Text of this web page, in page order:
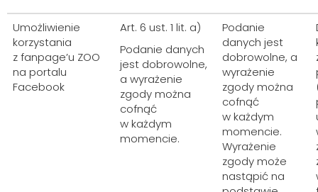
Umożliwienie
korzystania
z fanpage’u ZOO
na portalu
Facebook
Art. 6 ust. 1 lit. a)
Podanie danych
jest dobrowolne,
a wyrażenie
zgody można
cofnąć
w każdym
momencie.
Podanie
danych jest
dobrowolne, a
wyrażenie
zgody można
cofnąć
w każdym
momencie.
Wyrażenie
zgody może
nastąpić na